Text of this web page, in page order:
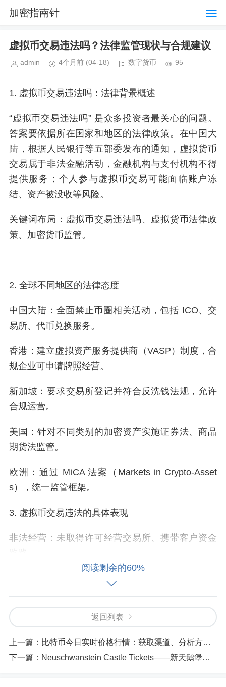
加密指南针
虚拟币交易违法吗？法律监管现状与合规建议
admin 4个月前 (04-18) 数字货币 95
1. 虚拟币交易违法吗：法律背景概述
“虚拟币交易违法吗” 是众多投资者最关心的问题。
答案要依据所在国家和地区的法律政策。在中国大
陆，根据人民银行等五部委发布的通知，虚拟货币
交易属于非法金融活动，金融机构与支付机构不得
提供服务；个人参与虚拟币交易可能面临账户冻
结、资产被没收等风险。
关键词布局：虚拟币交易违法吗、虚拟货币法律政
策、加密货币监管。
2. 全球不同地区的法律态度
中国大陆：全面禁止币圈相关活动，包括 ICO、交
易所、代币兑换服务。
香港：建立虚拟资产服务提供商（VASP）制度，合
规企业可申请牌照经营。
新加坡：要求交易所登记并符合反洗钱法规，允许
合规运营。
美国：针对不同类别的加密资产实施证券法、商品
期货法监管。
欧洲：通过 MiCA 法案（Markets in Crypto-Asset
s），统一监管框架。
3. 虚拟币交易违法的具体表现
非法经营：未取得许可经营交易所、携带客户资金
非法集资：利用虚拟币名义进行传销或庞氏骗局。
侵害财产：黑客攻击、网络诈骗、虚拟币盗窃等。
4. 投资者如何规避法律风险
阅读剩余的60%
返回列表
上一篇： 比特币今日实时价格行情：获取渠道、分析方法与投资策略
下一篇： Neuschwanstein Castle Tickets——新天鹅堡门票预订与购票攻略详解